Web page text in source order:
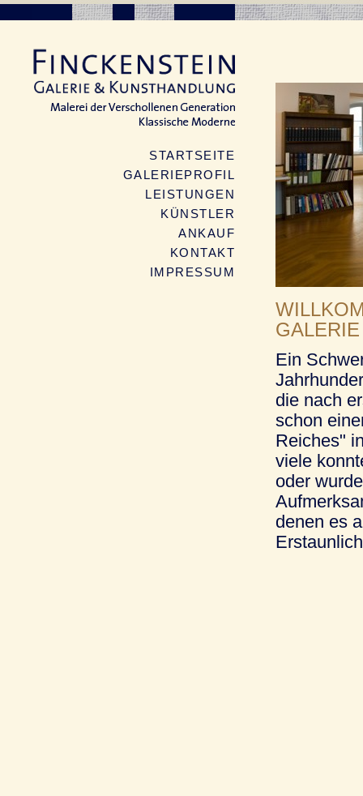
STARTSEITE
GALERIEPROFIL
LEISTUNGEN
KÜNSTLER
ANKAUF
KONTAKT
IMPRESSUM
Ein
die nach
schon
Reiches"
viele
oder
denen es